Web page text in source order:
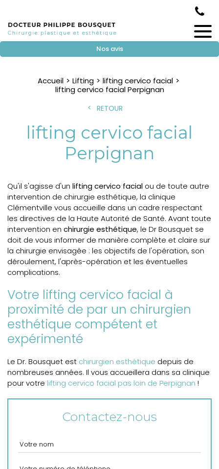
Nos avis
Accueil Lifting
lifting cervico facial
lifting cervico facial Perpignan
RETOUR
lifting cervico facial
Perpignan
Qu'il s'agisse d'un lifting cervico facial ou de toute autre
intervention de chirurgie esthétique, la clinique
Clémentville vous accueille dans un cadre respectant
les directives de la Haute Autorité de Santé. Avant toute
intervention en chirurgie esthétique, le Dr Bousquet se
doit de vous informer de manière complète et claire sur
la chirurgie envisagée : les objectifs de l'opération, son
déroulement, l'après-opération et les éventuelles
complications.
Votre lifting cervico facial à
proximité de par un chirurgien
esthétique compétent et
expérimenté
Le Dr. Bousquet est chirurgien esthétique depuis de
nombreuses années. Il vous accueillera dans sa clinique
pour votre lifting cervico facial pas loin de Perpignan !
Contactez-nous